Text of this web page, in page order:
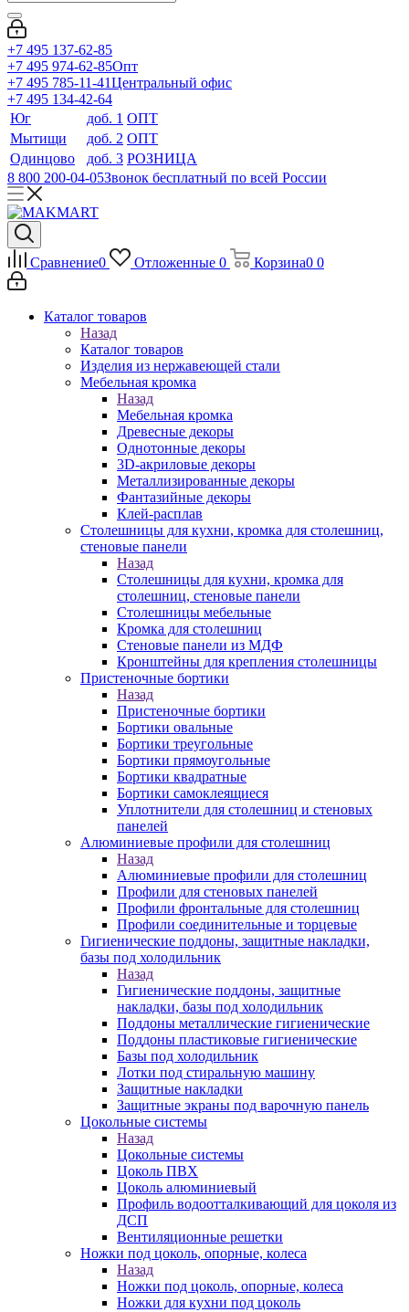
+7 495 137-62-85
+7 495 974-62-85Опт
+7 495 785-11-41Центральный офис
+7 495 134-42-64
Юг
доб. 1 ОПТ
Мытищи
доб. 2 ОПТ
Одинцово
доб. 3 РОЗНИЦА
8 800 200-04-05Звонок бесплатный по всей России
Сравнение0 Отложенные 0 Корзина0 0
Каталог товаров
Назад
Каталог товаров
Изделия из нержавеющей стали
Мебельная кромка
Назад
Мебельная кромка
Древесные декоры
Однотонные декоры
3D-акриловые декоры
Металлизированные декоры
Фантазийные декоры
Клей-расплав
Столешницы для кухни, кромка для столешниц,
стеновые панели
Назад
Столешницы для кухни, кромка для
столешниц, стеновые панели
Столешницы мебельные
Кромка для столешниц
Стеновые панели из МДФ
Кронштейны для крепления столешницы
Пристеночные бортики
Назад
Пристеночные бортики
Бортики овальные
Бортики треугольные
Бортики прямоугольные
Бортики квадратные
Бортики самоклеящиеся
Уплотнители для столешниц и стеновых
панелей
Алюминиевые профили для столешниц
Назад
Алюминиевые профили для столешниц
Профили для стеновых панелей
Профили фронтальные для столешниц
Профили соединительные и торцевые
Гигиенические поддоны, защитные накладки,
базы под холодильник
Назад
Гигиенические поддоны, защитные
накладки, базы под холодильник
Поддоны металлические гигиенические
Поддоны пластиковые гигиенические
Базы под холодильник
Лотки под стиральную машину
Защитные накладки
Защитные экраны под варочную панель
Цокольные системы
Назад
Цокольные системы
Цоколь ПВХ
Цоколь алюминиевый
Профиль водоотталкивающий для цоколя из
ДСП
Вентиляционные решетки
Ножки под цоколь, опорные, колеса
Назад
Ножки под цоколь, опорные, колеса
Ножки для кухни под цоколь